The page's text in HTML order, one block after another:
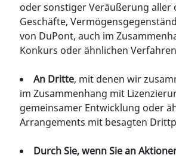
oder sonstiger Veräußerung aller
Geschäfte,
von DuPont, auch im
Konkurs oder ähnlichen
An Dritte, mit denen wir
im Zusammenhang mit
gemeinsamer Entwicklung oder
Arrangements mit besagten
Durch Sie, wenn Sie an